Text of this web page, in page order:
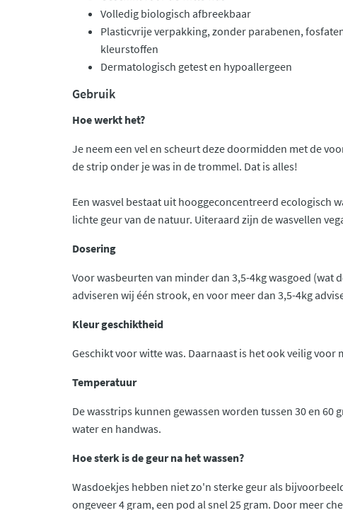
Volledig biologisch afbreekbaar
Plasticvrije verpakking, zonder parabenen,
kleurstoffen
Dermatologisch getest en hypoallergeen
Gebruik
Hoe werkt het?
Je neem een vel en scheurt deze doormidden met de
de strip onder je was in de trommel. Dat is alles!
Een wasvel bestaat uit hooggeconcentreerd ecologisch
lichte geur van de natuur. Uiteraard zijn de wasvellen
Dosering
Voor wasbeurten van minder dan 3,5-4kg wasgoed (wat
adviseren wij één strook, en voor meer dan 3,5-4kg
Kleur geschiktheid
Geschikt voor witte was. Daarnaast is het ook veilig voor
Temperatuur
De wasstrips kunnen gewassen worden tussen 30 en 60
water en handwas.
Hoe sterk is de geur na het wassen?
Wasdoekjes hebben niet zo'n sterke geur als
ongeveer 4 gram, een pod al snel 25 gram. Door meer